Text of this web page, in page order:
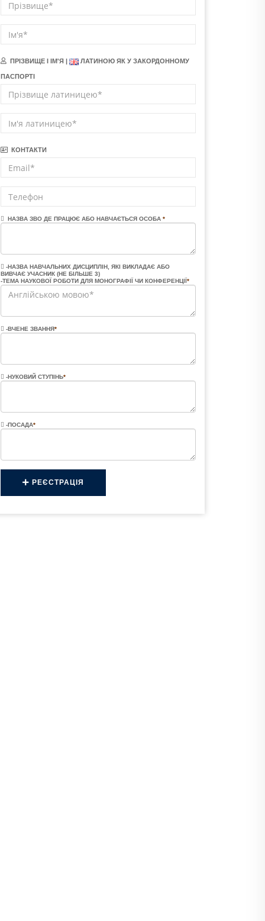
ПРІЗВИЩЕ І ІМ'Я | ЛАТИНОЮ ЯК У ЗАКОРДОННОМУ
ПАСПОРТІ
КОНТАКТИ
НАЗВА ЗВО ДЕ ПРАЦЮЄ АБО НАВЧАЄТЬСЯ ОСОБА *
-НАЗВА НАВЧАЛЬНИХ ДИСЦИПЛІН, ЯКІ ВИКЛАДАЄ АБО
ВИВЧАЄ УЧАСНИК (НЕ БІЛЬШЕ 3)
-ТЕМА НАУКОВОЇ РОБОТИ ДЛЯ МОНОГРАФІЇ ЧИ КОНФЕРЕНЦІЇ*
-ВЧЕНЕ ЗВАННЯ*
-НУКОВИЙ СТУПІНЬ*
-ПОСАДА*
РЕЄСТРАЦІЯ